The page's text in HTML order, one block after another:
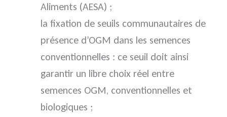
Aliments (AESA) ;
la fixation de seuils communautaires de
présence d’OGM dans les semences
conventionnelles : ce seuil doit ainsi
garantir un libre choix réel entre
semences OGM, conventionnelles et
biologiques ;